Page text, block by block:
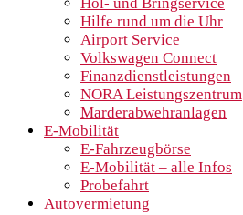
Hilfe rund um die Uhr
Airport Service
Volkswagen Connect
Finanzdienstleistungen
NORA Leistungszentrum
Marderabwehranlagen
E-Mobilität
E-Fahrzeugbörse
E-Mobilität – alle Infos
Probefahrt
Autovermietung